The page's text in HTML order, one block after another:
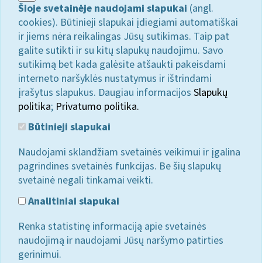
Šioje svetainėje naudojami slapukai (angl.
cookies). Būtinieji slapukai įdiegiami automatiškai
ir jiems nėra reikalingas Jūsų sutikimas. Taip pat
galite sutikti ir su kitų slapukų naudojimu. Savo
sutikimą bet kada galėsite atšaukti pakeisdami
interneto naršyklės nustatymus ir ištrindami
įrašytus slapukus. Daugiau informacijos Slapukų
politika; Privatumo politika.
Būtinieji slapukai
Naudojami sklandžiam svetainės veikimui ir įgalina
pagrindines svetainės funkcijas. Be šių slapukų
svetainė negali tinkamai veikti.
Analitiniai slapukai
Renka statistinę informaciją apie svetainės
naudojimą ir naudojami Jūsų naršymo patirties
gerinimui.